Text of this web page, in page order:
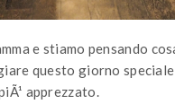
e stiamo pensando
questo giorno
apprezzato.